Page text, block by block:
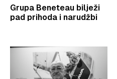
Grupa Beneteau bilježi
pad prihoda i narudžbi